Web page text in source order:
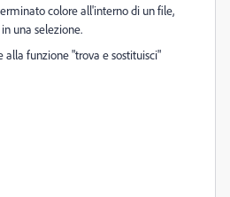
colore all'interno di un file,
una selezione.
alla funzione "trova e sostituisci"